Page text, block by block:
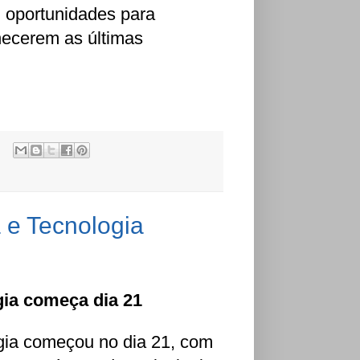
para
as últimas
Tecnologia
começa dia 21
começou no dia 21, com